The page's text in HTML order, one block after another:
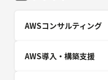
AWSコンサルティング
AWS導入・構築支援